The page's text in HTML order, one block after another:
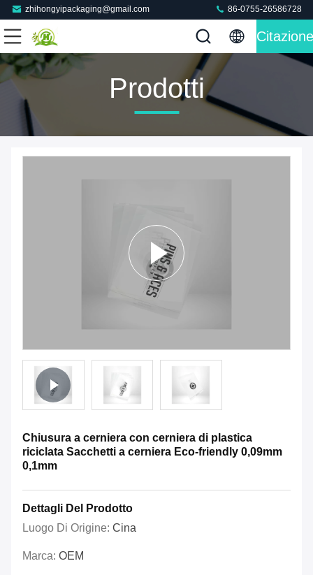
zhihongyipackaging@gmail.com 86-0755-26586728
Citazione
Prodotti
Chiusura a cerniera con cerniera di plastica
riciclata Sacchetti a cerniera Eco-friendly 0,09mm
0,1mm
Dettagli Del Prodotto
Luogo Di Origine: Cina
Marca: OEM